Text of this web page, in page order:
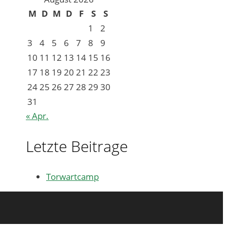
M D M D F S
S
1
2
3
4 5 6 7 8
9
10 11 12 13 14 15 16
17 18 19 20 21 22 23
2425 26 27 28 29 30
31
« Apr.
Letzte Beitrage
Torwartcamp